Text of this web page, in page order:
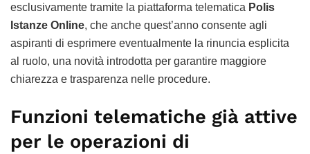
esclusivamente tramite la piattaforma telematica Polis
Istanze Online, che anche quest’anno consente agli
aspiranti di esprimere eventualmente la rinuncia esplicita
al ruolo, una novità introdotta per garantire maggiore
chiarezza e trasparenza nelle procedure.
Funzioni telematiche già attive
per le operazioni di